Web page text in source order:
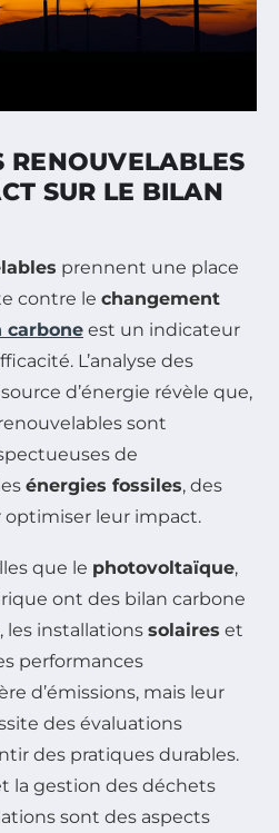
RENOUVELABLES
SUR LE BILAN
prennent une place
contre le changement
carbone est un indicateur
L’analyse des
d’énergie révèle que,
sont
de
énergies fossiles, des
leur impact.
que le photovoltaïque,
ont des bilan carbone
les installations solaires et
performances
d’émissions, mais leur
des évaluations
des pratiques durables.
la gestion des déchets
sont des aspects